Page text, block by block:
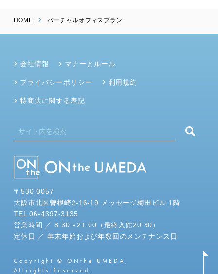
HOME バーチャルオフィスプラン
〒530-0057
大阪市北区曽根崎2-16-19 メッセージ梅田ビル 1階
TEL 06-4397-3135
営業時間 ／ 8:30～21:00（最終入館20:30）
定休日 ／ 年末年始および年数回のメンテナンス日
会社情報 マナーとルール
プライバシーポリシー 利用規約
特商法に関する表記
Copyright © ONthe UMEDA,
Allrights Reserved.